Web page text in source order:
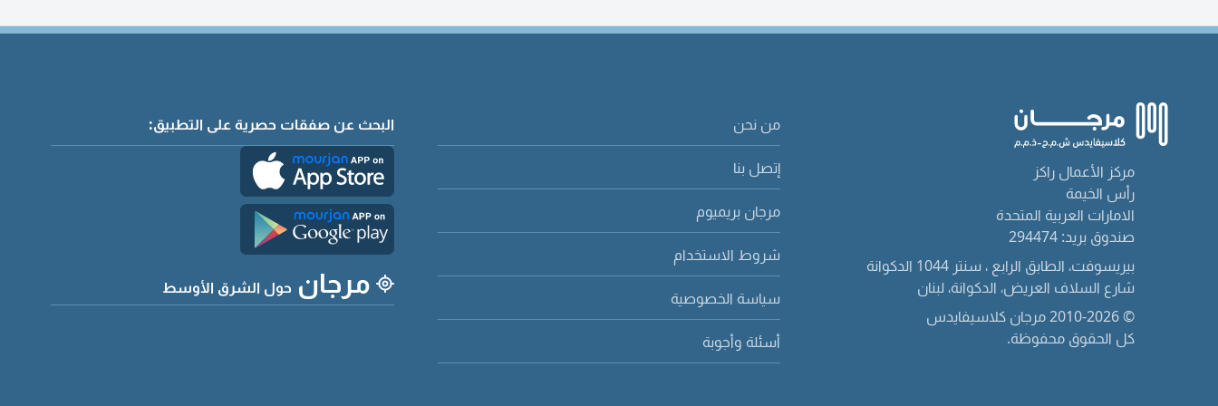
مركز الأعمال راكز
رأس الخيمة
الامارات العربية المتحدة
صندوق بريد: 294474
بيريسوفت، الطابق الرابع ، سنتر 1044 الدكوانة
شارع السلاف العريض، الدكوانة، لبنان
© 2010-2026 مرجان كلاسيفايدس
كل الحقوق محفوظة.
من نحن
إتصل بنا
مرجان بريميوم
شروط الاستخدام
سياسة الخصوصية
أسئلة وأجوبة
البحث عن صفقات حصرية على التطبيق:
مرجان حول الشرق الأوسط